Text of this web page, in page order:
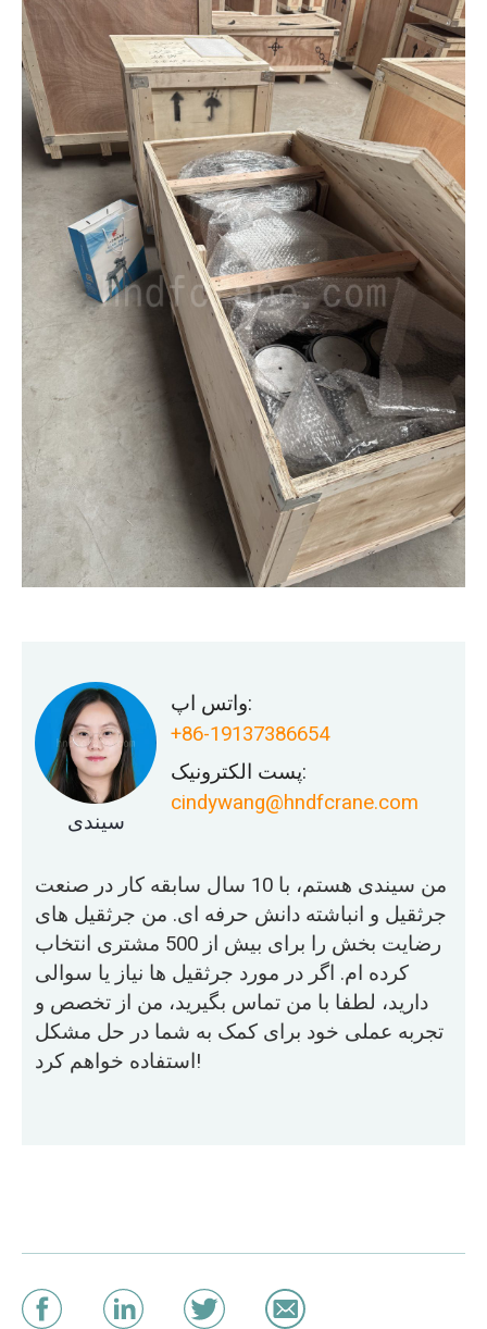
سیندی
واتس اپ:
+86-19137386654
پست الکترونیک:
cindywang@hndfcrane.com
من سیندی هستم، با 10 سال سابقه کار در صنعت
جرثقیل و انباشته دانش حرفه ای. من جرثقیل های
رضایت بخش را برای بیش از 500 مشتری انتخاب
کرده ام. اگر در مورد جرثقیل ها نیاز یا سوالی
دارید، لطفا با من تماس بگیرید، من از تخصص و
تجربه عملی خود برای کمک به شما در حل مشکل
استفاده خواهم کرد!